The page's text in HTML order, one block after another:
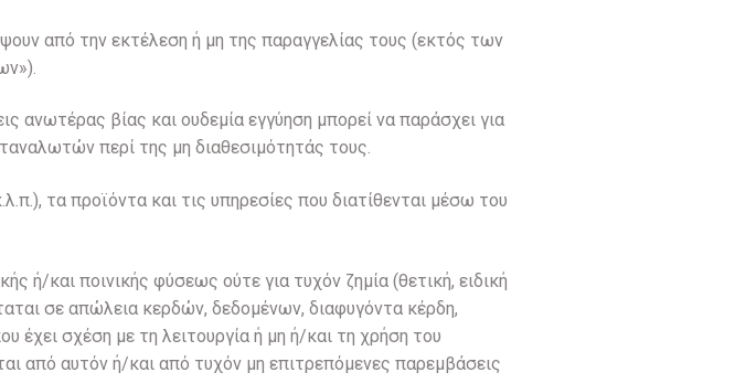
από την εκτέλεση ή μη της παραγγελίας τους (εκτός των
βίας και ουδεμία εγγύηση μπορεί να παράσχει για
περί της μη διαθεσιμότητάς τους.
τα προϊόντα και τις υπηρεσίες που διατίθενται μέσω του
ή/και ποινικής φύσεως ούτε για τυχόν ζημία (θετική, ειδική
σε απώλεια κερδών, δεδομένων, διαφυγόντα κέρδη,
έχει σχέση με τη λειτουργία ή μη ή/και τη χρήση του
από αυτόν ή/και από τυχόν μη επιτρεπόμενες παρεμβάσεις